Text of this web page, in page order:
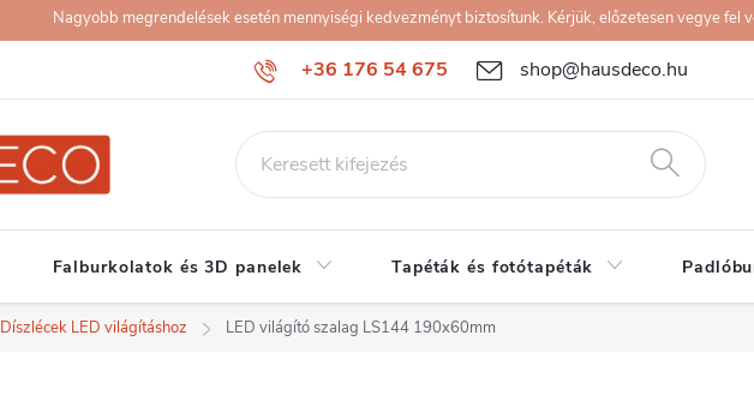
Nagyobb megrendelések esetén mennyiségi kedvezményt biztosítunk. Kérjük, előzetesen vegye fel
+36 176 54 675 shop@hausdeco.hu
Falburkolatok és 3D panelek Tapéták és fotótapéták
Díszlécek LED világításhoz LED világító szalag LS144 190x60mm